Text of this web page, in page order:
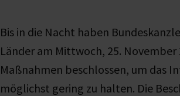
Bis in die Nacht haben
Länder am Mittwoch, 25.
Maßnahmen beschlossen, um das
möglichst gering zu halten. Die